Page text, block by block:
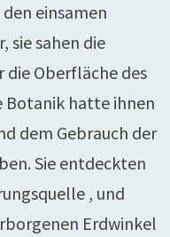
einsamen
sie sahen die
die Oberfläche des
Botanik hatte ihnen
dem Gebrauch der
Sie entdeckten
, und
Erdwinkel